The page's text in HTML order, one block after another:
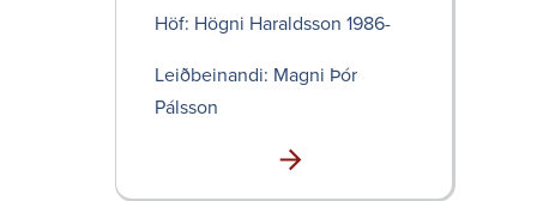
Höf: Högni Haraldsson 1986-
Leið­bein­andi: Magni Þór
Pálsson